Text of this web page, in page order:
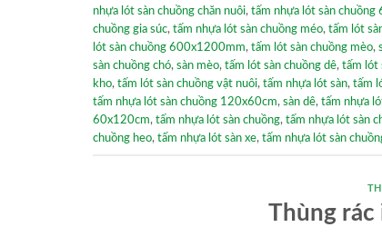
nhựa lót sàn chuồng chăn nuôi, tấm nhựa lót sàn
chuồng gia súc, tấm nhựa lót sàn chuồng méo, tấm lót
lót sàn chuồng 600x1200mm, tấm lót sàn chuồng mèo,
sàn chuồng chó, sàn mèo, tấm lót sàn chuồng dê, tấm lót
kho, tấm lót sàn chuồng vật nuôi, tấm nhựa lót sàn, tấm
tấm nhựa lót sàn chuồng 120x60cm, sàn dê, tấm nhựa
60x120cm, tấm nhựa lót sàn chuồng, tấm nhựa lót sàn
chuồng heo, tấm nhựa lót sàn xe, tấm nhựa lót sàn
Thùng rác